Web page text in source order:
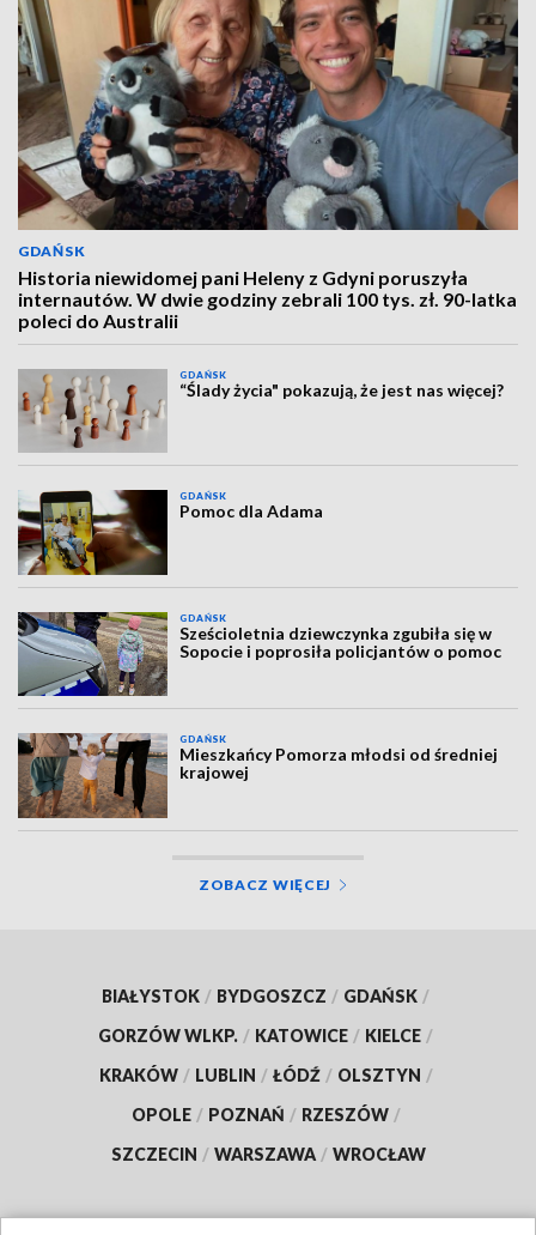
GDAŃSK
Historia niewidomej pani Heleny z Gdyni poruszyła
internautów. W dwie godziny zebrali 100 tys. zł. 90-latka
poleci do Australii
GDAŃSK
“Ślady życia" pokazują, że jest nas więcej?
GDAŃSK
Pomoc dla Adama
GDAŃSK
Sześcioletnia dziewczynka zgubiła się w
Sopocie i poprosiła policjantów o pomoc
GDAŃSK
Mieszkańcy Pomorza młodsi od średniej
krajowej
ZOBACZ WIĘCEJ
BIAŁYSTOK / BYDGOSZCZ / GDAŃSK /
GORZÓW WLKP. / KATOWICE / KIELCE /
KRAKÓW / LUBLIN / ŁÓDŹ / OLSZTYN /
OPOLE / POZNAŃ / RZESZÓW /
SZCZECIN / WARSZAWA / WROCŁAW